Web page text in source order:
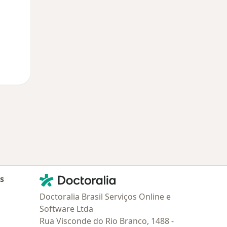
Contato
Doctoralia - Homepage
Doctoralia Brasil Serviços Online e
Software Ltda
Rua Visconde do Rio Branco, 1488 -